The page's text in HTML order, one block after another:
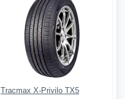
Tracmax X-Privilo TX5